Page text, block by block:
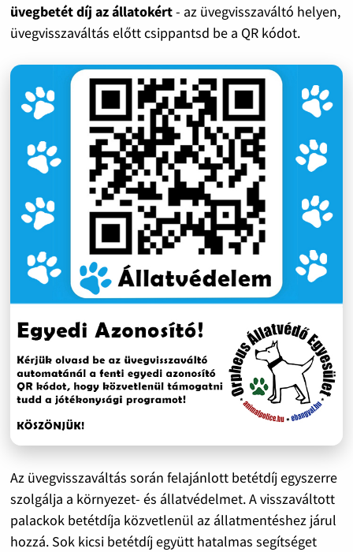
üvegbetét díj az állatokért- az üvegvisszaváltó helyen,
üvegvisszaváltás előtt csippantsd be a QR kódot.
Az üvegvisszaváltás során felajánlott betétdíj egyszerre
szolgálja a környezet- és állatvédelmet. A visszaváltott
palackok betétdíja közvetlenül az állatmentéshez járul
hozzá. Sok kicsi betétdíj együtt hatalmas segítséget